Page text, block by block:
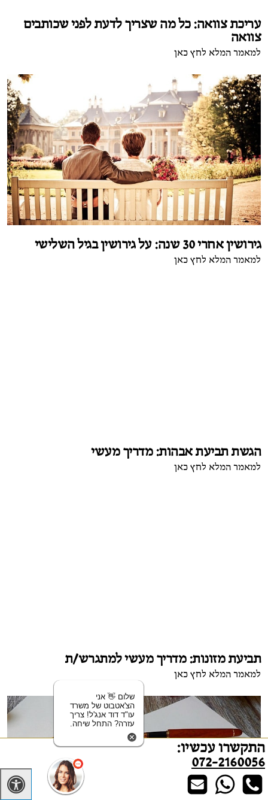
עריכת צוואה: כל מה שצריך לדעת לפני שכותבים
צוואה
למאמר המלא לחץ כאן
גירושין אחרי 30 שנה: על גירושין בגיל השלישי
למאמר המלא לחץ כאן
הגשת תביעת אבהות: מדריך מעשי
למאמר המלא לחץ כאן
תביעת מזונות: מדריך מעשי למתגרש/ת
למאמר המלא לחץ כאן
התקשרו עכשיו:
072-2160056
שלום 👋 אני
הצ'אטבוט של משרד
עו"ד דוד אנג'ל! צריך
עזרה? התחל שיחה.